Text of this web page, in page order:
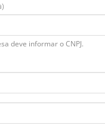
deve informar o CNPJ.